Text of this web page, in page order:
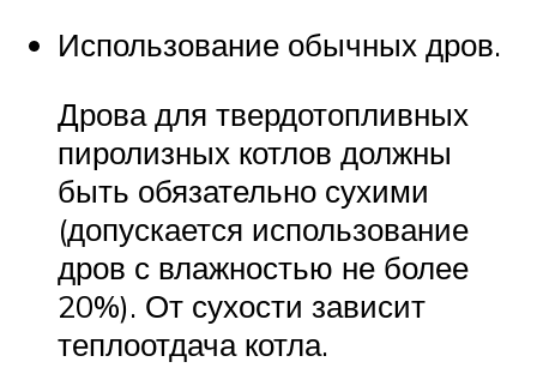
Использование обычных дров.
Дрова для твердотопливных
пиролизных котлов должны
быть обязательно сухими
(допускается использование
дров с влажностью не более
20%). От сухости зависит
теплоотдача котла.